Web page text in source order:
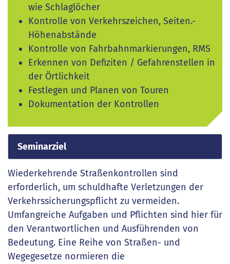
wie Schlaglöcher
Kontrolle von Verkehrszeichen, Seiten.-
Höhenabstände
Kontrolle von Fahrbahnmarkierungen, RMS
Erkennen von Defiziten / Gefahrenstellen in
der Örtlichkeit
Festlegen und Planen von Touren
Dokumentation der Kontrollen
Seminarziel
Wiederkehrende Straßenkontrollen sind
erforderlich, um schuldhafte Verletzungen der
Verkehrssicherungspflicht zu vermeiden.
Umfangreiche Aufgaben und Pflichten sind hier für
den Verantwortlichen und Ausführenden von
Bedeutung. Eine Reihe von Straßen- und
Wegegesetze normieren die